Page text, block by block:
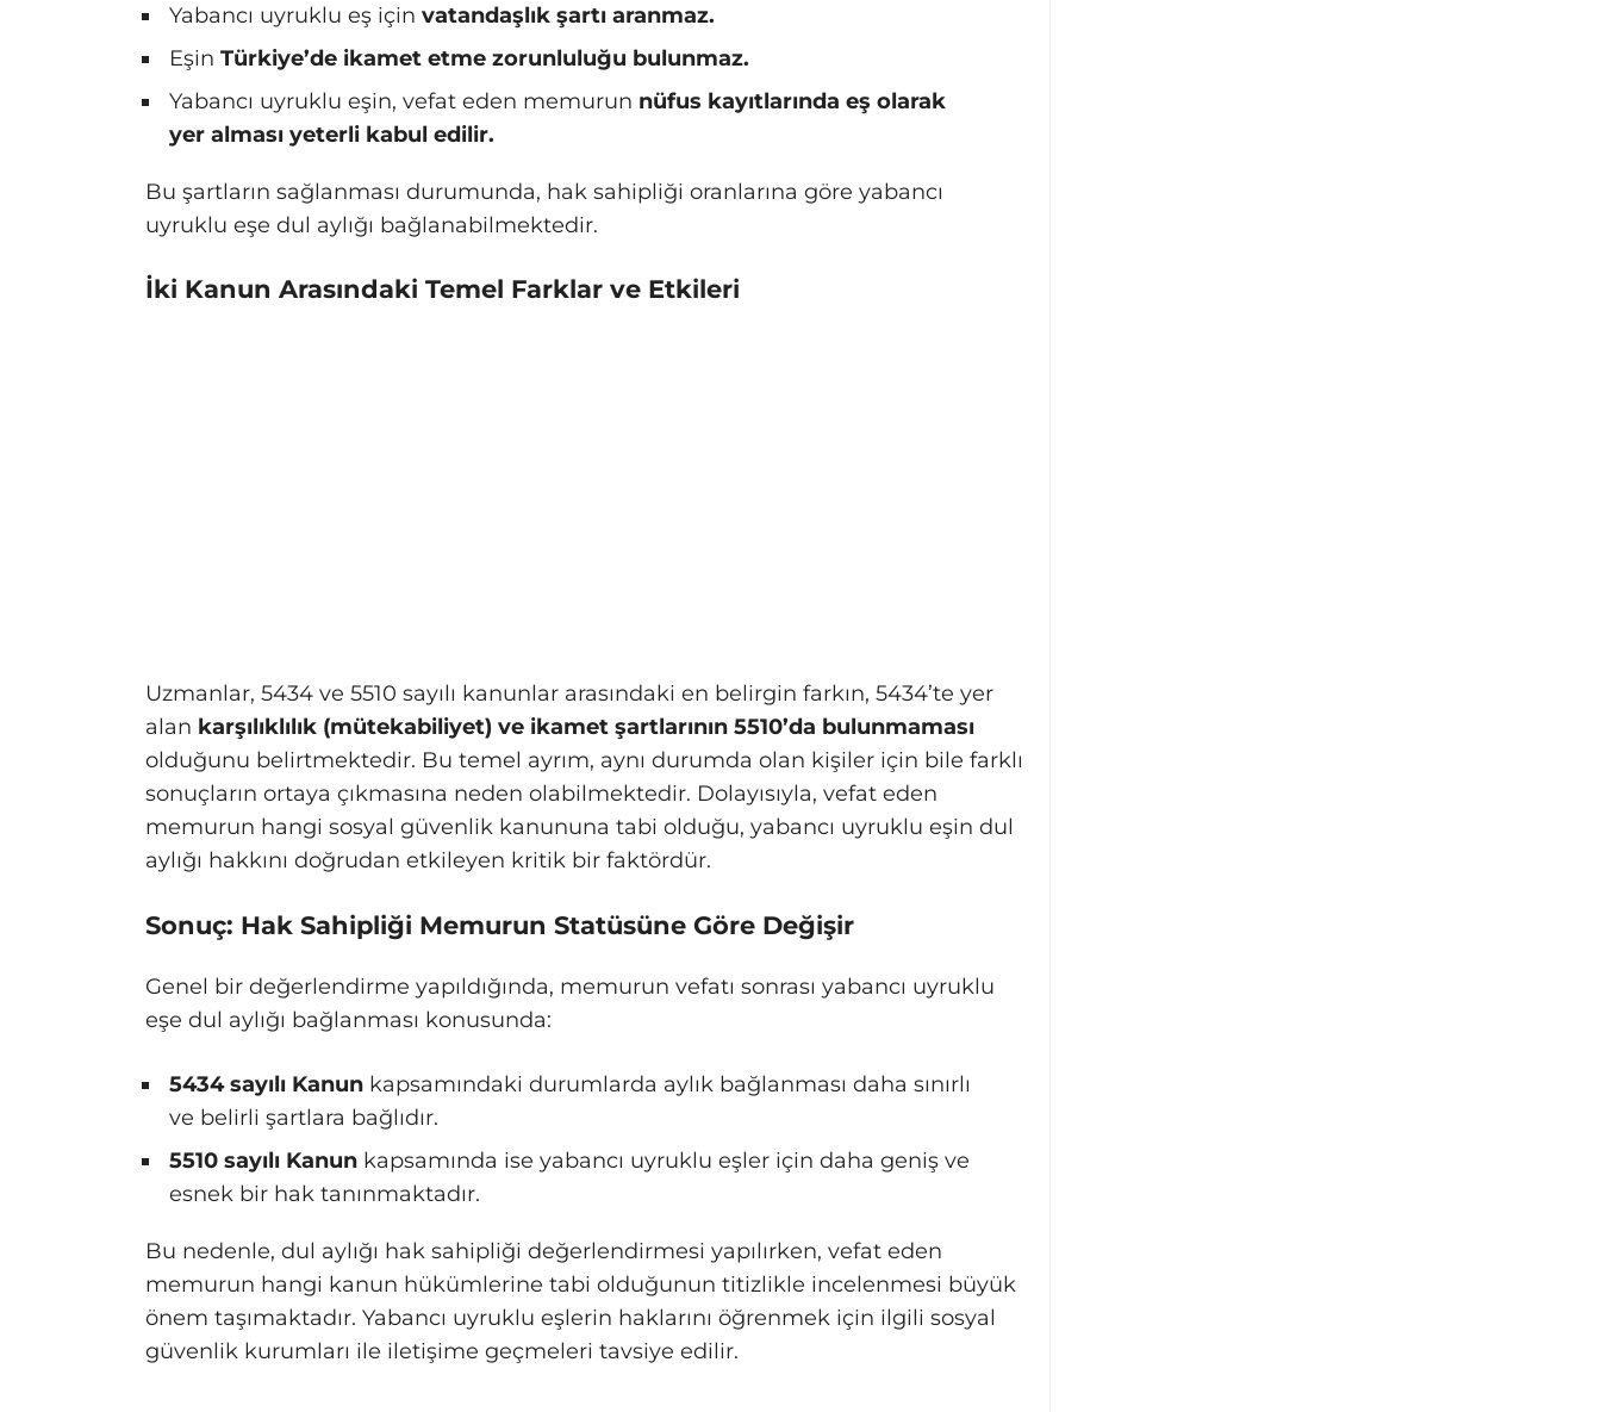
Yabancı uyruklu eş için vatandaşlık şartı aranmaz.
Eşin Türkiye’de ikamet etme zorunluluğu bulunmaz.
Yabancı uyruklu eşin, vefat eden memurun nüfus kayıtlarında eş olarak
yer alması yeterli kabul edilir.
Bu şartların sağlanması durumunda, hak sahipliği oranlarına göre yabancı
uyruklu eşe dul aylığı bağlanabilmektedir.
İki Kanun Arasındaki Temel Farklar ve Etkileri
Uzmanlar, 5434 ve 5510 sayılı kanunlar arasındaki en belirgin farkın, 5434’te yer
alan karşılıklılık (mütekabiliyet) ve ikamet şartlarının 5510’da bulunmaması
olduğunu belirtmektedir. Bu temel ayrım, aynı durumda olan kişiler için bile farklı
sonuçların ortaya çıkmasına neden olabilmektedir. Dolayısıyla, vefat eden
memurun hangi sosyal güvenlik kanununa tabi olduğu, yabancı uyruklu eşin dul
aylığı hakkını doğrudan etkileyen kritik bir faktördür.
Sonuç: Hak Sahipliği Memurun Statüsüne Göre Değişir
Genel bir değerlendirme yapıldığında, memurun vefatı sonrası yabancı uyruklu
eşe dul aylığı bağlanması konusunda:
5434 sayılı Kanun kapsamındaki durumlarda aylık bağlanması daha sınırlı
ve belirli şartlara bağlıdır.
5510 sayılı Kanun kapsamında ise yabancı uyruklu eşler için daha geniş ve
esnek bir hak tanınmaktadır.
Bu nedenle, dul aylığı hak sahipliği değerlendirmesi yapılırken, vefat eden
memurun hangi kanun hükümlerine tabi olduğunun titizlikle incelenmesi büyük
önem taşımaktadır. Yabancı uyruklu eşlerin haklarını öğrenmek için ilgili sosyal
güvenlik kurumları ile iletişime geçmeleri tavsiye edilir.